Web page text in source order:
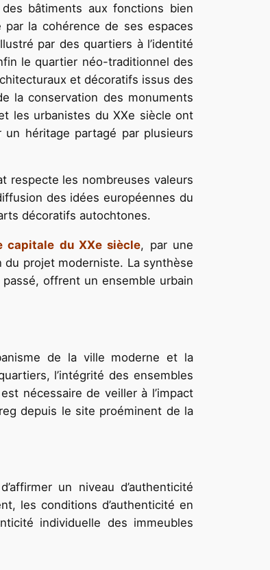
bâtiments aux fonctions bien
la cohérence de ses espaces
par des quartiers à l’identité
le quartier néo-traditionnel des
et décoratifs issus des
la conservation des monuments
les urbanistes du XXe siècle ont
héritage partagé par plusieurs
respecte les nombreuses valeurs
des idées européennes du
décoratifs autochtones.
capitale du XXe siècle, par une
projet moderniste. La synthèse
offrent un ensemble urbain
de la ville moderne et la
l’intégrité des ensembles
nécessaire de veiller à l’impact
depuis le site proéminent de la
un niveau d’authenticité
les conditions d’authenticité en
individuelle des immeubles